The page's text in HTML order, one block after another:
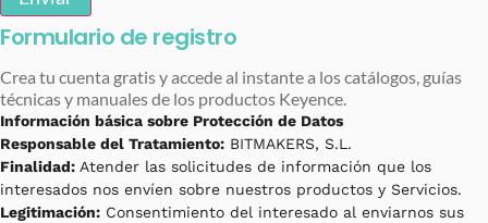
Formulario de registro
Crea tu cuenta gratis y accede al instante a los catálogos, guías
técnicas y manuales de los productos Keyence.
Información básica sobre Protección de Datos
Responsable del Tratamiento: BITMAKERS, S.L.
Finalidad: Atender las solicitudes de información que los
interesados nos envíen sobre nuestros productos y Servicios.
Legitimación: Consentimiento del interesado al enviarnos sus